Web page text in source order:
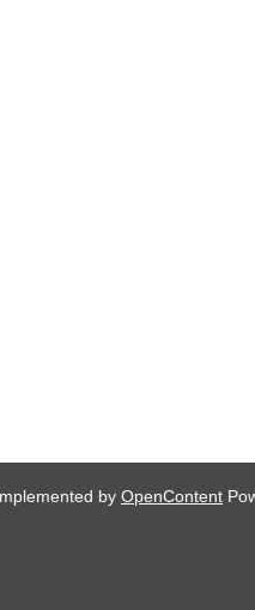
byOpenContent